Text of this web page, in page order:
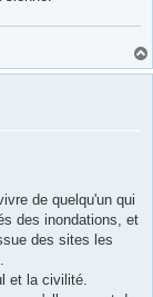
de quelqu'un qui
des inondations, et
des sites les
et la civilité.